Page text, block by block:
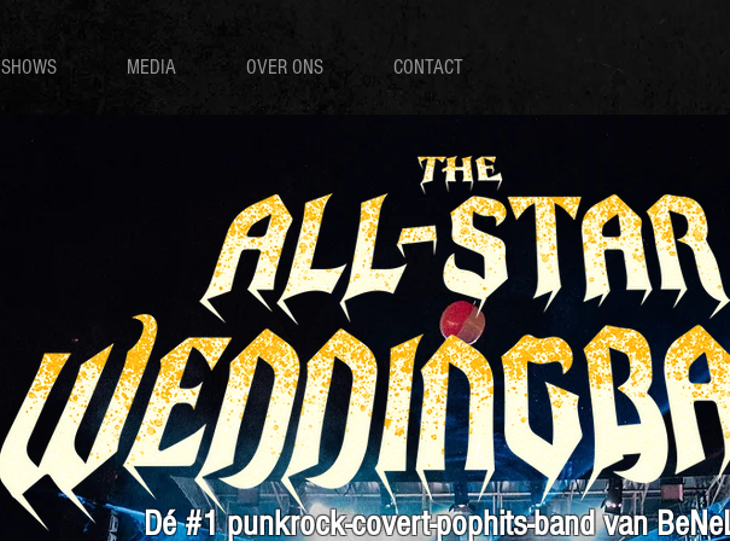
SHOWS MEDIA OVER ONS CONTACT
Dé #1 punkrock-covert-pophits-band van